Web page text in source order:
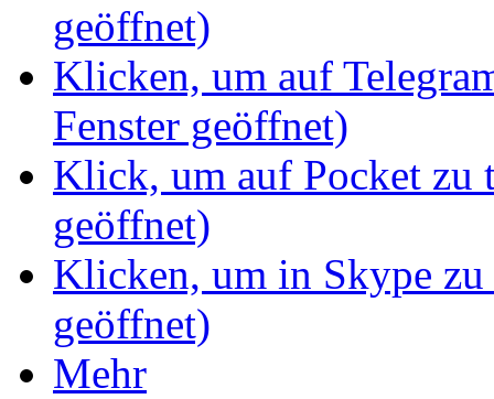
geöffnet)
Klicken, um auf
Fenster geöffnet)
Klick, um auf Pocket zu
geöffnet)
Klicken, um in Skype
geöffnet)
Mehr